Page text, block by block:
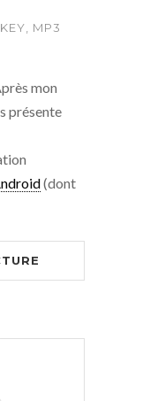
MP3
mon
présente
(dont